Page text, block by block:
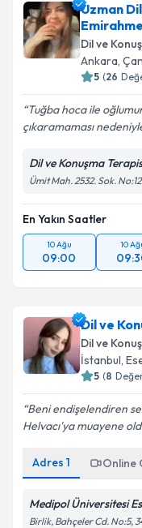
Uzman
Dil ve
Ankara,
5 (26
Tuğba hoca ile
çıkaramaması
Dil ve Konuşma
Ümit Mah. 2532. Sok. No:12
En Yakın Saatler
10 Ağu
09:00
10
Dil ve
Dil ve
İstanbul,
5 (8
Beni endişelendiren
Helvacı'ya muayene
Adres 1 Online
Medipol Üniversitesi
Birlik, Bahçeler Cd. No:5,